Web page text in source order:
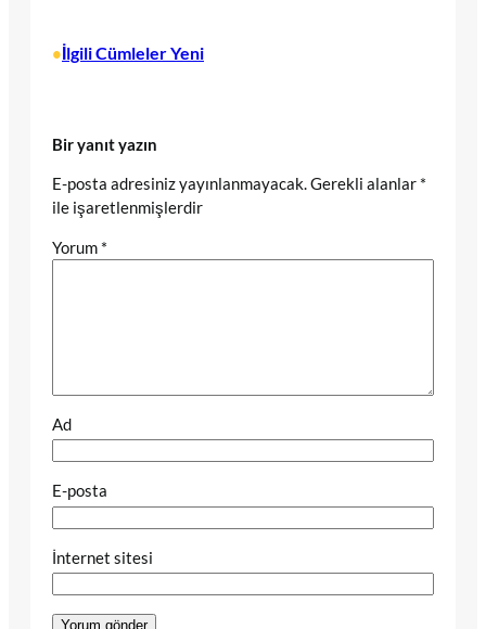
•İlgili Cümleler Yeni
Bir yanıt yazın
E-posta adresiniz yayınlanmayacak.Gerekli alanlar *
ile işaretlenmişlerdir
Yorum *
Ad
E-posta
İnternet sitesi